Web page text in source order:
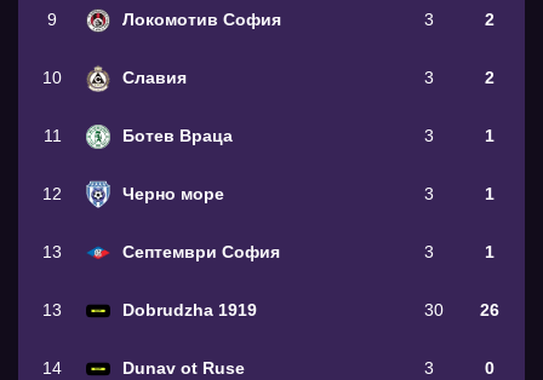
9 Локомотив София 3 2
10 Славия 3 2
11 Ботев Враца 3 1
12 Черно море 3 1
13 Септември София 3 1
13 Dobrudzha 1919 30 26
14 Dunav ot Ruse 3 0